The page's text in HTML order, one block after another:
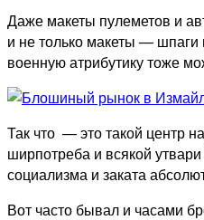
Даже макеты пулеметов и
и не только макеты —
военную атрибутику тоже
Так что — это такой центр
ширпотреба и всякой
социализма и заката
Вот часто бывал и часами